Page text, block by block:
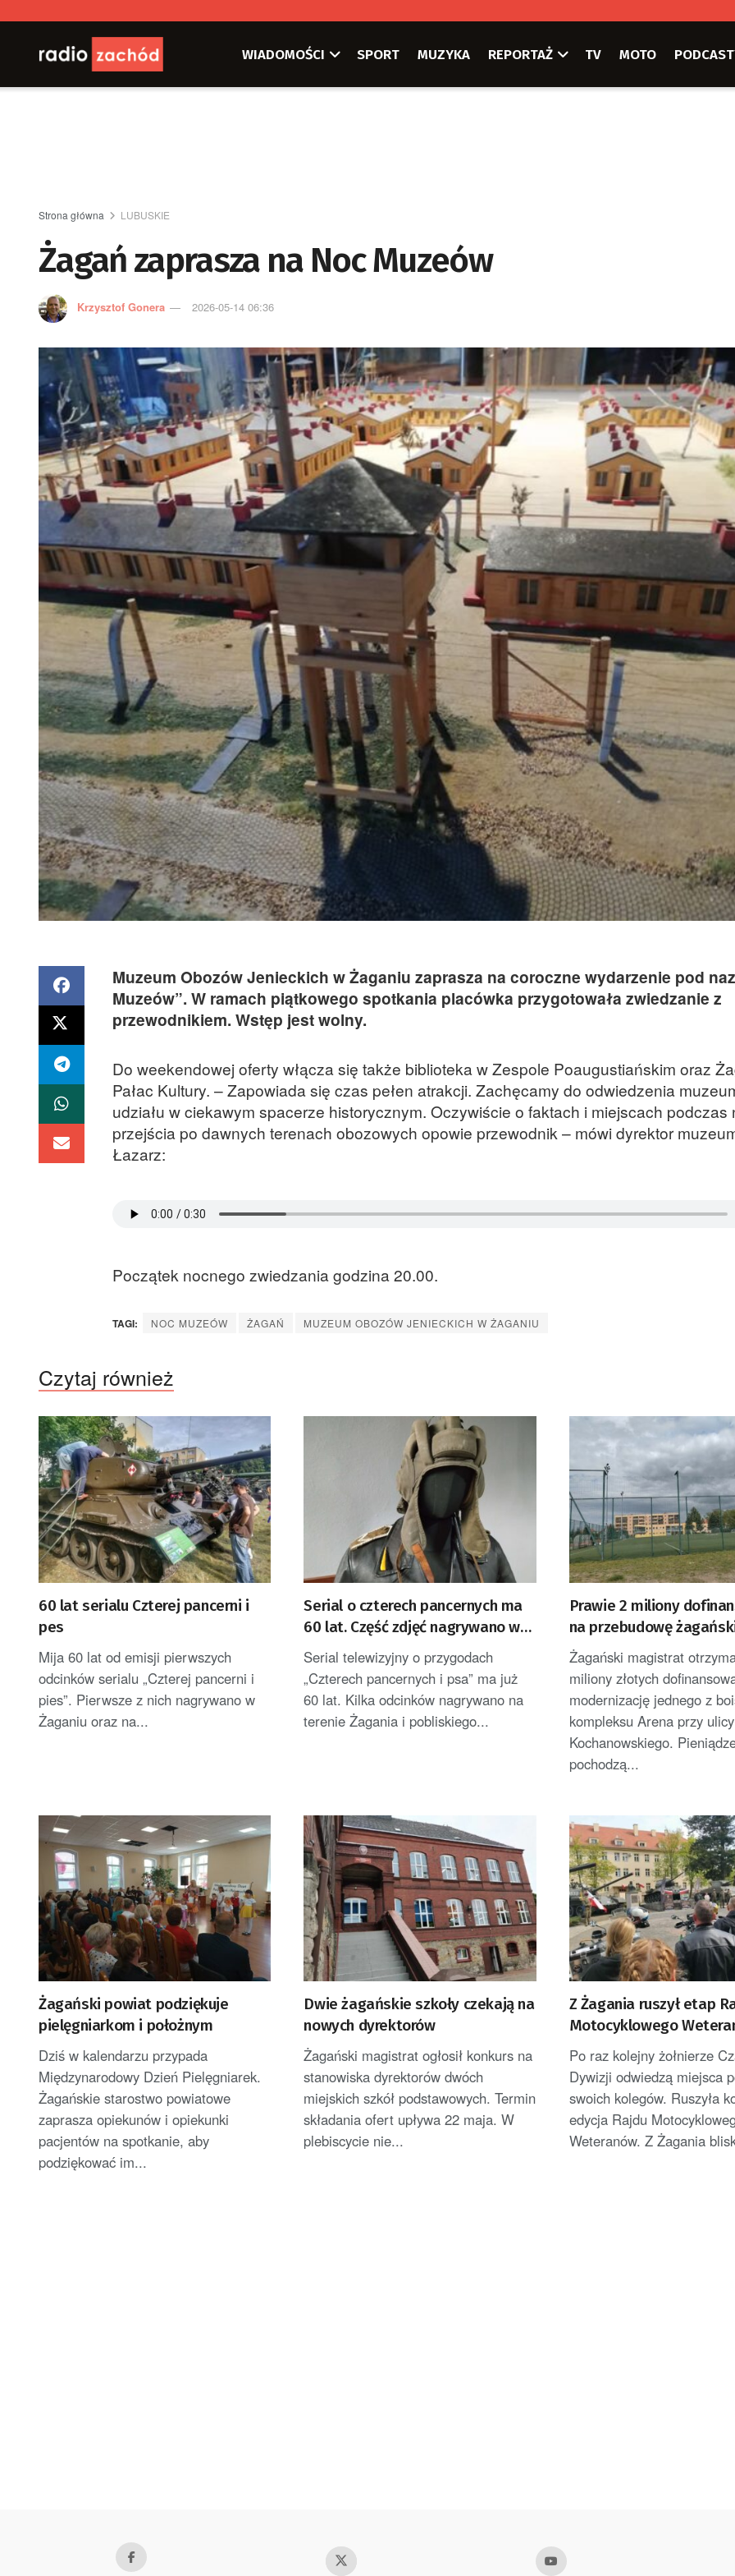
WIADOMOŚCI SPORT MUZYKA REPORTAŻ TV MOTO
Strona główna LUBUSKIE
Żagań zaprasza na Noc Muzeów
Krzysztof Gonera 2026-05-14 06:36
Muzeum Obozów Jenieckich w Żaganiu zaprasza na coroczne wydarzenie pod
Muzeów”. W ramach piątkowego spotkania placówka przygotowała zwiedzanie z
przewodnikiem. Wstęp jest wolny.
Do weekendowej oferty włącza się także biblioteka w Zespole Poaugustiańskim oraz
Pałac Kultury. – Zapowiada się czas pełen atrakcji. Zachęcamy do odwiedzenia
udziału w ciekawym spacerze historycznym. Oczywiście o faktach i miejscach podczas
przejścia po dawnych terenach obozowych opowie przewodnik – mówi dyrektor
Łazarz:
Początek nocnego zwiedzania godzina 20.00.
TAGI: NOC MUZEÓW ŻAGAŃ MUZEUM OBOZÓW JENIECKICH W ŻAGANIU
Czytaj również
60 lat serialu Czterej pancerni i
pes
Mija 60 lat od emisji pierwszych
odcinków serialu „Czterej pancerni i
pies”. Pierwsze z nich nagrywano w
Żaganiu oraz na...
Serial o czterech pancernych ma
60 lat. Część zdjęć nagrywano w
Żaganiu
Serial telewizyjny o przygodach
„Czterech pancernych i psa” ma już
60 lat. Kilka odcinków nagrywano na
terenie Żagania i pobliskiego...
Prawie 2 miliony
na przebudowę
boiska
Żagański magistrat
miliony złotych
modernizację jednego z
kompleksu Arena przy ulicy
Kochanowskiego.
pochodzą...
Żagański powiat podziękuje
pielęgniarkom i położnym
Dziś w kalendarzu przypada
Międzynarodowy Dzień Pielęgniarek.
Żagańskie starostwo powiatowe
zaprasza opiekunów i opiekunki
pacjentów na spotkanie, aby
podziękować im...
Dwie żagańskie szkoły czekają na
nowych dyrektorów
Żagański magistrat ogłosił konkurs na
stanowiska dyrektorów dwóch
miejskich szkół podstawowych. Termin
składania ofert upływa 22 maja. W
plebiscycie nie...
Z Żagania ruszył etap
Motocyklowego
[ZDJĘCIA]
Po raz kolejny żołnierze
Dywizji odwiedzą miejsca
swoich kolegów. Ruszyła
edycja Rajdu
Weteranów. Z Żagania